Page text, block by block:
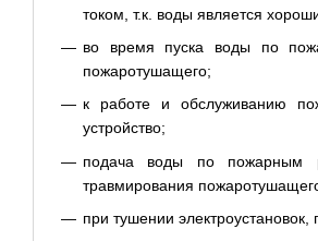
током, т.к. воды является
во время пуска воды по
пожаротушащего;
к работе и обслуживанию
устройство;
подача воды по пожарным
травмирования
при тушении